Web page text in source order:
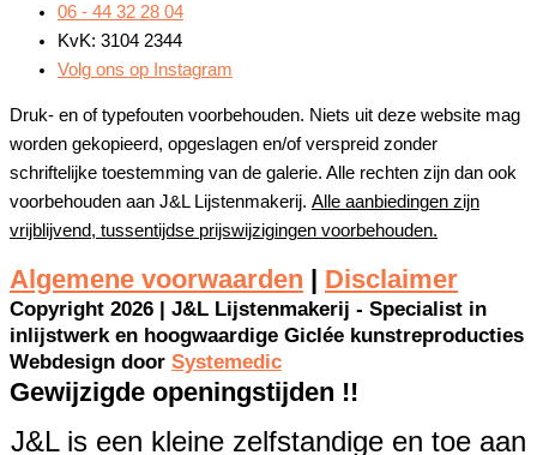
06 - 44 32 28 04
KvK: 3104 2344
Volg ons op Instagram
Druk- en of typefouten voorbehouden. Niets uit deze website mag
worden gekopieerd, opgeslagen en/of verspreid zonder
schriftelijke toestemming van de galerie. Alle rechten zijn dan ook
voorbehouden aan J&L Lijstenmakerij. Alle aanbiedingen zijn
vrijblijvend, tussentijdse prijswijzigingen voorbehouden.
Algemene voorwaarden | Disclaimer
Copyright 2026 | J&L Lijstenmakerij - Specialist in
inlijstwerk en hoogwaardige Giclée kunstreproducties
Webdesign door Systemedic
Gewijzigde openingstijden !!
J&L is een kleine zelfstandige en toe aan